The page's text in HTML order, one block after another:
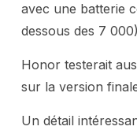
avec une batterie
dessous des 7
Honor testerait
sur la version
Un détail